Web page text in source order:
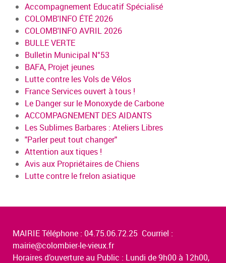
Accompagnement Educatif Spécialisé
COLOMB'INFO ÉTÉ 2026
COLOMB'INFO AVRIL 2026
BULLE VERTE
Bulletin Municipal N°53
BAFA, Projet jeunes
Lutte contre les Vols de Vélos
France Services ouvert à tous !
Le Danger sur le Monoxyde de Carbone
ACCOMPAGNEMENT DES AIDANTS
Les Sublimes Barbares : Ateliers Libres
"Parler peut tout changer"
Attention aux tiques !
Avis aux Propriétaires de Chiens
Lutte contre le frelon asiatique
MAIRIE Téléphone : 04.75.06.72.25 Courriel :
mairie@colombier-le-vieux.fr
Horaires d’ouverture au Public : Lundi de 9h00 à 12h00,